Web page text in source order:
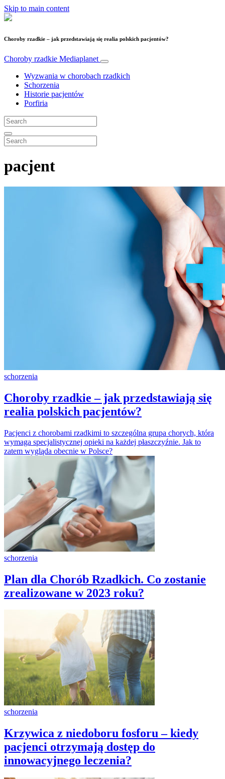
Skip to main content
Choroby rzadkie – jak przedstawiają się realia polskich pacjentów?
Choroby rzadkie Mediaplanet
Wyzwania w chorobach rzadkich
Schorzenia
Historie pacjentów
Porfiria
pacjent
schorzenia
Choroby rzadkie – jak przedstawiają się
realia polskich pacjentów?
Pacjenci z chorobami rzadkimi to szczególna grupa chorych, która
wymaga specjalistycznej opieki na każdej płaszczyźnie. Jak to
zatem wygląda obecnie w Polsce?
schorzenia
Plan dla Chorób Rzadkich. Co zostanie
zrealizowane w 2023 roku?
schorzenia
Krzywica z niedoboru fosforu – kiedy
pacjenci otrzymają dostęp do
innowacyjnego leczenia?